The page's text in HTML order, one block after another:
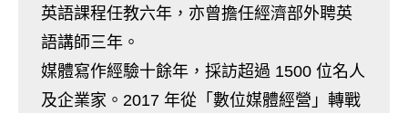
英語課程任教六年，亦曾擔任經濟部外聘英
語講師三年。
媒體寫作經驗十餘年，採訪超過 1500 位名人
及企業家。2017 年從「數位媒體經營」轉戰